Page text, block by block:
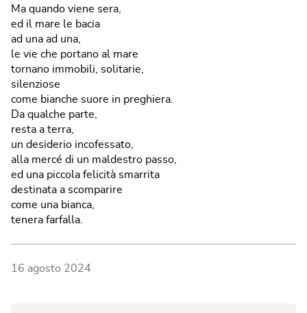
Ma quando viene sera,
ed il mare le bacia
ad una ad una,
le vie che portano al mare
tornano immobili, solitarie,
silenziose
come bianche suore in preghiera.
Da qualche parte,
resta a terra,
un desiderio incofessato,
alla mercé di un maldestro passo,
ed una piccola felicità smarrita
destinata a scomparire
come una bianca,
tenera farfalla.
16 agosto 2024